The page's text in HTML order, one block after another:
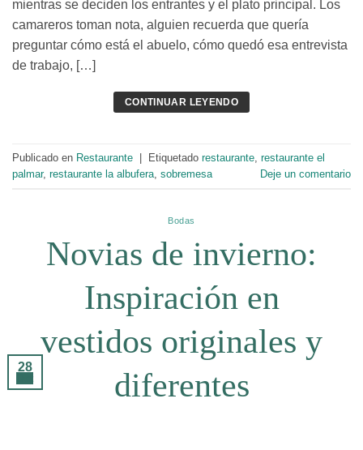
mientras se deciden los entrantes y el plato principal. Los
camareros toman nota, alguien recuerda que quería
preguntar cómo está el abuelo, cómo quedó esa entrevista
de trabajo, […]
CONTINUAR LEYENDO
Publicado en Restaurante Etiquetado restaurante restaurante el
palmar, restaurante la albufera sobremesa Deje un comentario
Bodas
Novias de invierno:
Inspiración en
vestidos originales y
diferentes
28
Oct